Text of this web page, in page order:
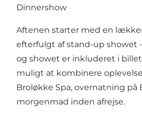
Dinnershow
Aftenen starter med en
efterfulgt af stand-up showet
og showet er inkluderet i
muligt at kombinere
Broløkke Spa, overnatning på
morgenmad inden afrejse.